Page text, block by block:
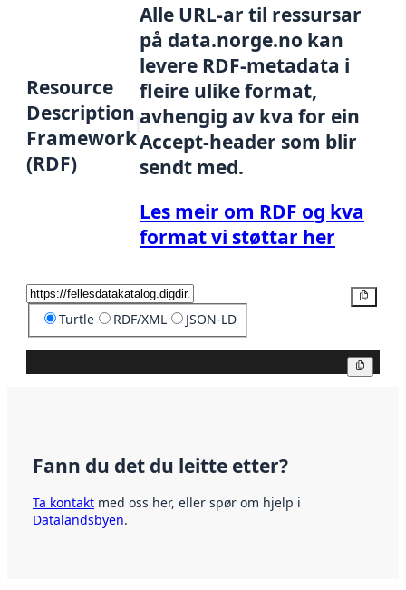
Resource
Description
Framework
(RDF)
Alle URL-ar til ressursar
på data.norge.no kan
levere RDF-metadata i
fleire ulike format,
avhengig av kva for ein
Accept-header som blir
sendt med.
Les meir om RDF og kva
format vi støttar her
Turtle RDF/XML JSON-LD
Fann du det du leitte etter?
Ta kontakt med oss her, eller spør om hjelp i
Datalandsbyen.